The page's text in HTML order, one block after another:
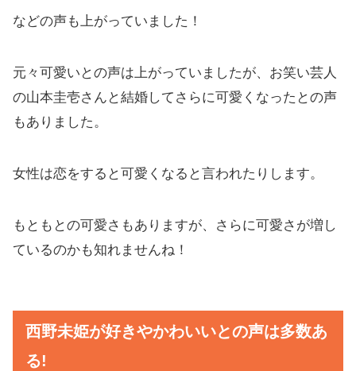
などの声も上がっていました！
元々可愛いとの声は上がっていましたが、お笑い芸人
の山本圭壱さんと結婚してさらに可愛くなったとの声
もありました。
女性は恋をすると可愛くなると言われたりします。
もともとの可愛さもありますが、さらに可愛さが増し
ているのかも知れませんね！
西野未姫が好きやかわいいとの声は多数あ
る!